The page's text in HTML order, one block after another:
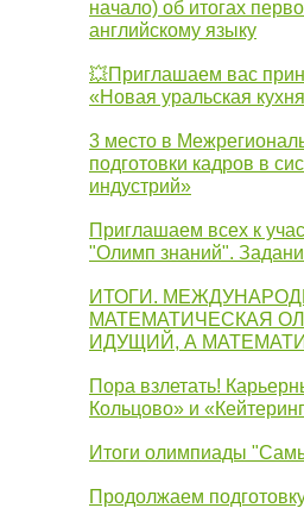
начало) об итогах
английскому языку
💥Приглашаем вас
«Новая уральская
3 место в
подготовки кадров в
индустрий»
Приглашаем всех к
"Олимп знаний".
ИТОГИ.
МАТЕМАТИЧЕСКАЯ
ИДУЩИЙ, А
Пора взлетать!
Кольцово» и
Итоги олимпиады
Продолжаем